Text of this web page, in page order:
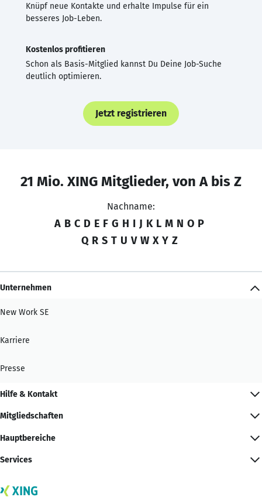
Knüpf neue Kontakte und erhalte Impulse für ein
besseres Job-Leben.
Kostenlos profitieren
Schon als Basis-Mitglied kannst Du Deine Job-Suche
deutlich optimieren.
Jetzt registrieren
21 Mio. XING Mitglieder, von A bis Z
Nachname:
A B C D E F G H I J K L M N O P
Q R S T U V W X Y Z
Unternehmen
New Work SE
Karriere
Presse
Hilfe & Kontakt
Mitgliedschaften
Hauptbereiche
Services